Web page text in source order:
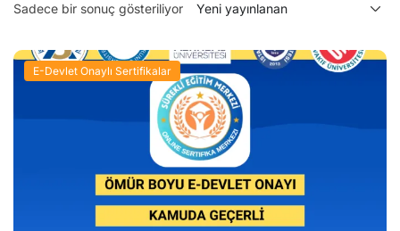
Sadece bir sonuç gösteriliyor
E-Devlet Onaylı Sertifikalar